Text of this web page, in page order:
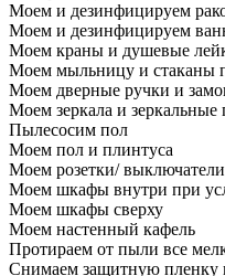
Моем и дезинфицируем
Моем и дезинфицируем
Моем краны и душевые
Моем мыльницу и стаканы
Моем дверные ручки и
Моем зеркала и зеркальные
Пылесосим пол
Моем пол и плинтуса
Моем розетки/ выключатели
Моем шкафы внутри при
Моем шкафы сверху
Моем настенный кафель
Протираем от пыли все
Снимаем защитную пленку